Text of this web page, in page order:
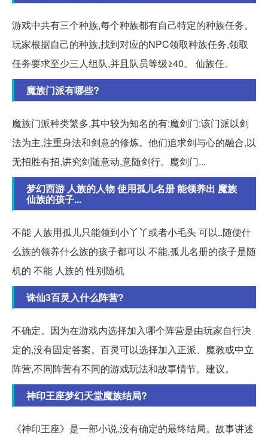
游戏中共有三个种族,每个种族都有自己特定的种族任务。
玩家根据自己的种族,找到对应的NPC领取种族任务,领取
任务要求至少三人组队,并且队员等级≥40。 仙族任。
魔族门派有哪些?
魔族门派种类繁多,其中较为知名的有:魔剑门:该门派以剑
法为主,注重身法和剑意的修炼。他们追求剑与心的融合,以
无招胜有招,讲究剑随意动,意随剑行。魔剑门...
梦幻西游 人族的人物 使用孤儿名册 能领养出 魔族
仙族的孩子...
不能 人族用孤儿只能领到小丫丫或者小毛头 可以..随便什
么族的领养什么族的孩子都可以 不能,孤儿名册的孩子是随
机的 不能 人族的 性别随机
诛仙3百灵入什么阵营?
不确定。因为在游戏内选择加入哪个阵营是由玩家自行决
定的,没有固定答案。百灵可以选择加入正派、魔教或中立
阵营,不同阵营有不同的游戏玩法和故事情节。建议。
神印王座梦幻天堂魔族结局?
《神印王座》是一部小说,没有确定的最终结局。故事讲述